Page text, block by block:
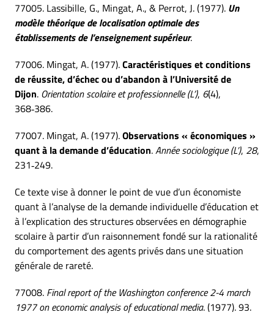
77005. Lassibille, G., Mingat, A., & Perrot, J. (1977). Un
modèle théorique de localisation optimale des
établissements de l’enseignement supérieur.
77006. Mingat, A. (1977).Caractéristiques et conditions
de réussite, d’échec ou d’abandon à l’Université de
Dijon. Orientation scolaire et professionnelle (L’), 6(4),
368‑386.
77007. Mingat, A. (1977).Observations « économiques »
quant à la demande d’éducation.Année sociologique (L’), 28,
231‑249.
Ce texte vise à donner le point de vue d’un économiste
quant à l’analyse de la demande individuelle d’éducation et
à l’explication des structures observées en démographie
scolaire à partir d’un raisonnement fondé sur la rationalité
du comportement des agents privés dans une situation
générale de rareté.
77008. Final report of the Washington conference 2-4 march
1977 on economic analysis of educational media. (1977). 93.